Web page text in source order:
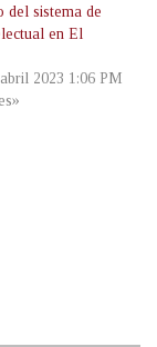
del sistema de
en El
2023 1:06 PM